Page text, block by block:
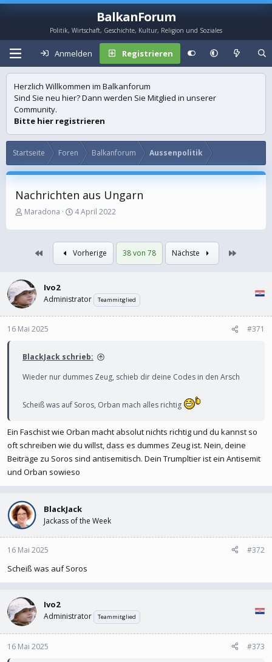
BalkanForum
Politik, Wirtschaft, Geschichte, Kultur, Religion und Soziales
Anmelden Registrieren
Herzlich Willkommen im Balkanforum
Sind Sie neu hier? Dann werden Sie Mitglied in unserer
Community.
Bitte hier registrieren
Startseite Foren Balkanforum Aussenpolitik
Nachrichten aus Ungarn
E
s
e
r
Maradona
E
s
t
e
l
a
4 April 2022
Vorherige 38 von 78 Nächste
Ivo2
Administrator Teammitglied
16 Mai 2025 #371
BlackJack schrieb:
Wieder nur dummes Zeug, schieb dir deine Codes in den Arsch
Scheiß was auf Soros, Orban mach alles richtig
Ein Faschist wie Orban macht absolut nichts richtig und du kannst so
oft schreiben wie du willst, dass es dummes Zeug ist. Nein, deine
Beiträge zu Soros sind antisemitisch. Dein Trumpltier ist ein Antisemit
und Orban sowieso
BlackJack
Jackass of the Week
16 Mai 2025 #372
Scheiß was auf Soros
Ivo2
Administrator Teammitglied
16 Mai 2025 #373